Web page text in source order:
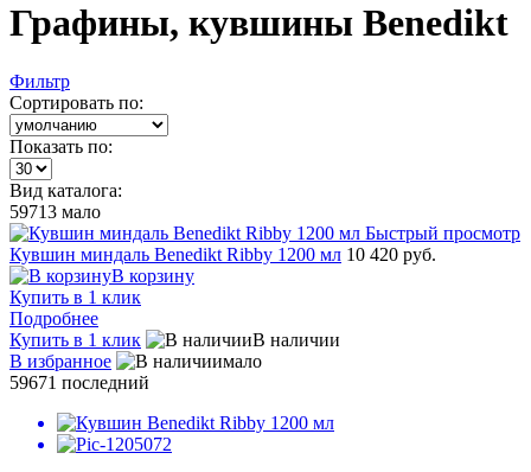
Графины, кувшины Benedikt
Фильтр
Сортировать по:
Показать по:
Вид каталога:
59713 мало
Быстрый просмотр
Кувшин миндаль Benedikt Ribby 1200 мл 10 420 руб.
В корзину
Купить в 1 клик
Подробнее
Купить в 1 клик
В наличии
В избранное
мало
59671 последний